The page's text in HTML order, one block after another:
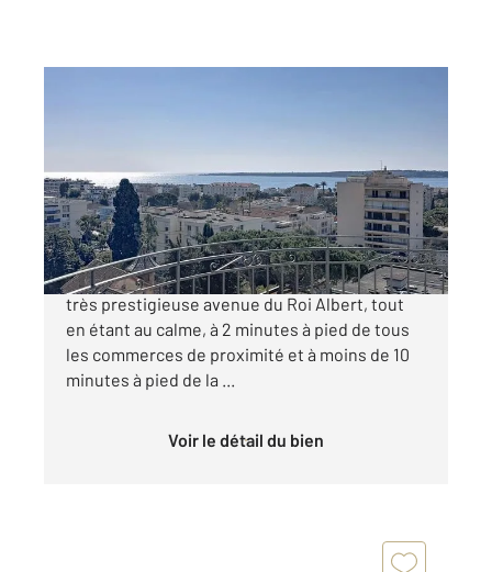
Appartement F3 à vendre
1 200 000 €
Cannes Basse Californie. Au tout début de la
très prestigieuse avenue du Roi Albert, tout
en étant au calme, à 2 minutes à pied de tous
les commerces de proximité et à moins de 10
minutes à pied de la ...
Voir le détail du bien